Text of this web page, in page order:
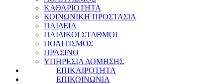
ΚΑΘΑΡΙΟΤΗΤΑ
ΚΟΙΝΩΝΙΚΗ ΠΡΟΣΤΑΣΙΑ
ΠΑΙΔΕΙΑ
ΠΑΙΔΙΚΟΙ ΣΤΑΘΜΟΙ
ΠΟΛΙΤΙΣΜΟΣ
ΠΡΑΣΙΝΟ
ΥΠΗΡΕΣΙΑ ΔΟΜΗΣΗΣ
ΕΠΙΚΑΙΡΟΤΗΤΑ
ΕΠΙΚΟΙΝΩΝΙΑ